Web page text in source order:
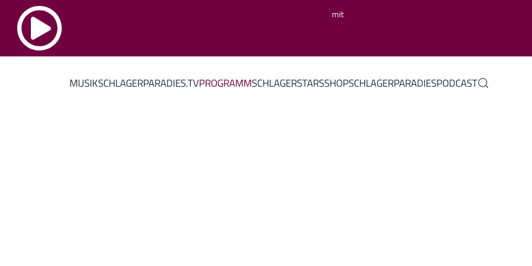
mit
MUSIKSCHLAGERPARADIES.TVPROGRAMMSCHLAGERSTARSSHOPSCHLAGERPARADIESPODCAST